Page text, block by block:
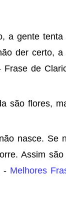
a gente
der certo, a
Frase de
são flores,
nasce. Se
Assim
- Melhores